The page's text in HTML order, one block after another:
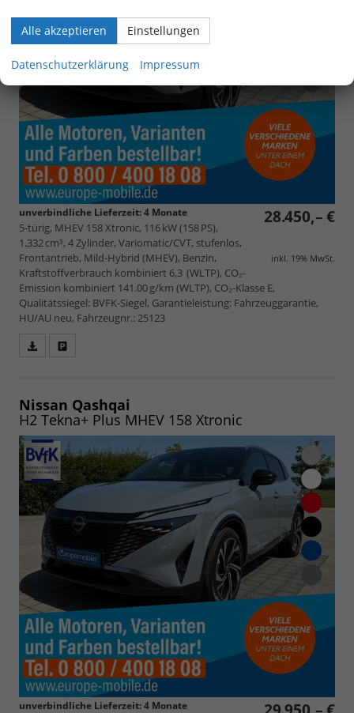
28.450,– €
inkl. 19% MwSt.
unverbindliche Lieferzeit:4 Monate
5-türig, MHEV 158 Xtronic, 116 kW (158 PS),
1.332 cm³, 4 Zylinder, Variomatic/CVT, stufenlos,
Frontantrieb, Mild-Hybrid (MHEV), Benzin,
Kraftstoffverbrauch kombiniert 6,3 (WLTP), CO₂-
Emission kombiniert 141.00 g/km (WLTP), CO₂-Klasse E,
Qualitätssiegel: BVFK-Siegel, Garantieleistung: Fahrzeuggarantie,
HU/AU neu, Fahrzeugnr.: 25123
speichern/drucken
Nissan Qashqai
H2 Tekna+ Plus MHEV 158 Xtronic
unverbindliche Lieferzeit:4 Monate
Alle akzeptieren Einstellungen
Datenschutzerklärung Impressum